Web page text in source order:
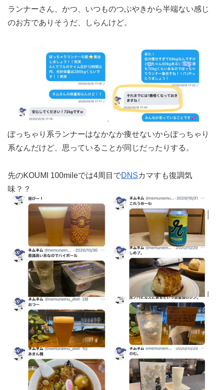
ランナーさん、かつ、いつものつぶやきから半端ない感じ
のお方でありそうだ、しらんけど。
ぽっちゃり系ランナーはなかなか痩せないからぽっちゃり
系なんだけど、思っていることが同じだったりする。
先のKOUMI 100mileでは4周目でDNSカマすも復調気
味？？